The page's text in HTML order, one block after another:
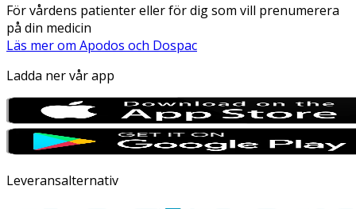
För vårdens patienter eller för dig som vill prenumerera
på din medicin
Läs mer om Apodos och Dospac
Ladda ner vår app
Leveransalternativ